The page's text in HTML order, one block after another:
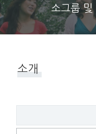
소그룹 및
소개